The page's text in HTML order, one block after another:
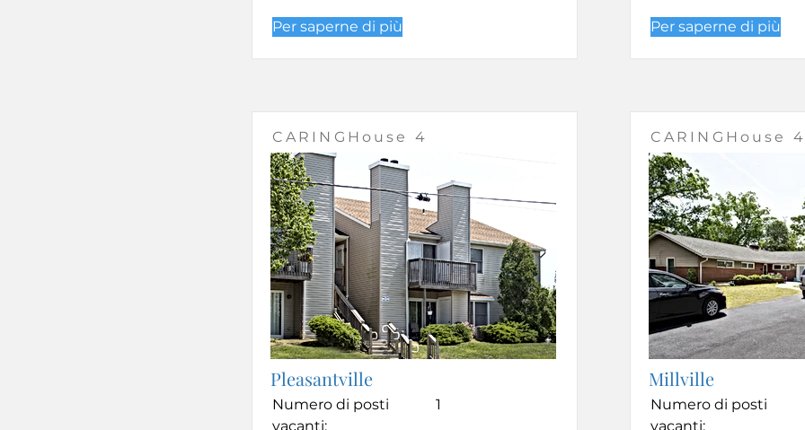
Per saperne di più
CARINGHouse 4
Pleasantville
Numero di posti
vacanti:
1
Per saperne di più
CARINGHouse
Millville
Numero di posti
vacanti: